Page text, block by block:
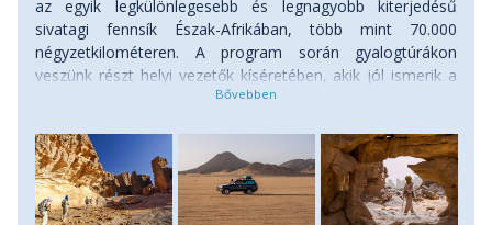
az egyik legkülönlegesebb és legnagyobb kiterjedésű
sivatagi fennsík Észak-Afrikában, több mint 70.000
négyzetkilométeren. A program során gyalogtúrákon
veszünk részt helyi vezetők kíséretében, akik jól ismerik a
régió geológiáját, kultúráját és történelmét. Útközben
sziklaképződményeit, kanyonjait, természetes boltíveit és
"kőerdőként" ismert formációit. Ezek a sziklák az idők
során a szél és a homok munkájának köszönhetően
alakultak ki, és a táj időnként szürreális, más bolygóra